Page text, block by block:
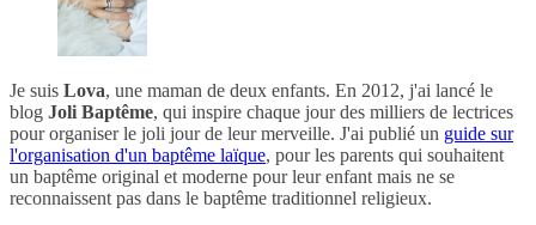
Je suis Lova, une maman de deux enfants. En 2012, j'ai lancé le
blog Joli Baptême, qui inspire chaque jour des milliers de lectrices
pour organiser le joli jour de leur merveille. J'ai publié un guide sur
l'organisation d'un baptême laïque, pour les parents qui souhaitent
un baptême original et moderne pour leur enfant mais ne se
reconnaissent pas dans le baptême traditionnel religieux.